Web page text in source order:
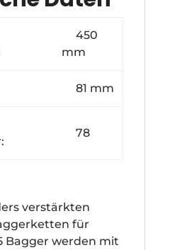
450
mm
81 mm
78
verstärkten
für
Bagger werden mit